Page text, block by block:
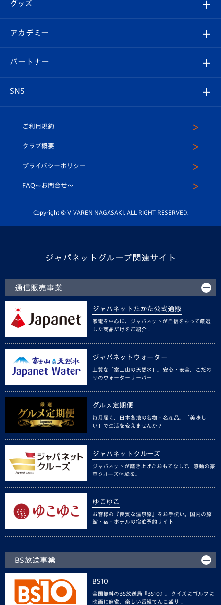
チケット
イベント
メディア
ホームタウン
スタッフプロフィール
マスコット紹介
平和祈念活動
ホームタウン活動
Revive Team
ヴィヴィくんの長崎おもてなしガイド
フォトギャラリー
スタジアムグルメ
V-LOVERS（ファンクラブ）
プレイヤーズスイート
グッズ
オンラインショップ
店舗情報
アカデミー
育成からのお知らせ
U-18
スクール
パートナー
SNS
ヴィヴィくんインスタグラム
公式LINE＠
ご利用規約
クラブ概要
プライバシーポリシー
FAQ〜お問合せ〜
Copyright © V-VAREN NAGASAKI. ALL RIGHT RESERVED.
ジャパネットグループ関連サイト
通信販売事業
ジャパネットたかた公式通販
家電を中心に、ジャパネットが自信をもって厳選
した商品だけをご紹介！
ジャパネットウォーター
上質な「富士山の天然水」。安心・安全、こだわ
りのウォーターサーバー
グルメ定期便
毎月届く、日本各地の名物・名産品。「美味し
い」で生活を変えませんか？
ジャパネットクルーズ
ジャパネットが磨き上げたおもてなしで、感動の豪
華クルーズ体験を。
ゆこゆこ
お客様の『良質な温泉旅』をお手伝い。国内の旅
館・宿・ホテルの宿泊予約サイト
BS放送事業
BS10
全国無料のBS放送局『BS10』。クイズにゴルフに
映画に麻雀、楽しい番組てんこ盛り！